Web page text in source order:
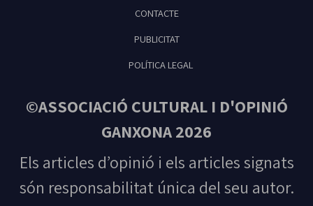
CONTACTE
PUBLICITAT
POLÍTICA LEGAL
©ASSOCIACIÓ CULTURAL I D'OPINIÓ
GANXONA 2026
Els articles d’opinió i els articles signats
són responsabilitat única del seu autor.